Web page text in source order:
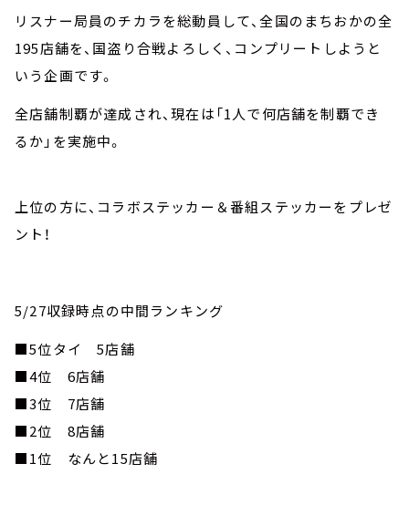
リスナー局員のチカラを総動員して、全国のまちおかの全
195店舗を、国盗り合戦よろしく、コンプリートしようと
いう企画です。
全店舗制覇が達成され、現在は「1人で何店舗を制覇でき
るか」を実施中。
上位の方に、コラボステッカー＆番組ステッカーをプレゼ
ント！
5/27収録時点の中間ランキング
■5位タイ 5店舗
■4位 6店舗
■3位 7店舗
■2位 8店舗
■1位 なんと15店舗